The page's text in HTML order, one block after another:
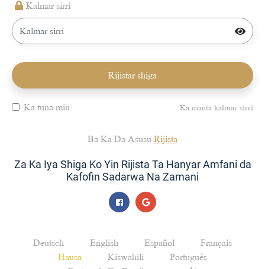
Kalmar sirri
Rijistar shiga
Ka tuna min Ka manta kalmar sirri
Ba Ka Da Asusu Rijista
Za Ka Iya Shiga Ko Yin Rijista Ta Hanyar Amfani da
Kafofin Sadarwa Na Zamani
Deutsch English Español
Français
Hausa
Kiswahili
Português